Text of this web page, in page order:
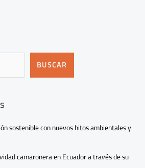
BUSCAR
sostenible con nuevos hitos ambientales y
camaronera en Ecuador a través de su